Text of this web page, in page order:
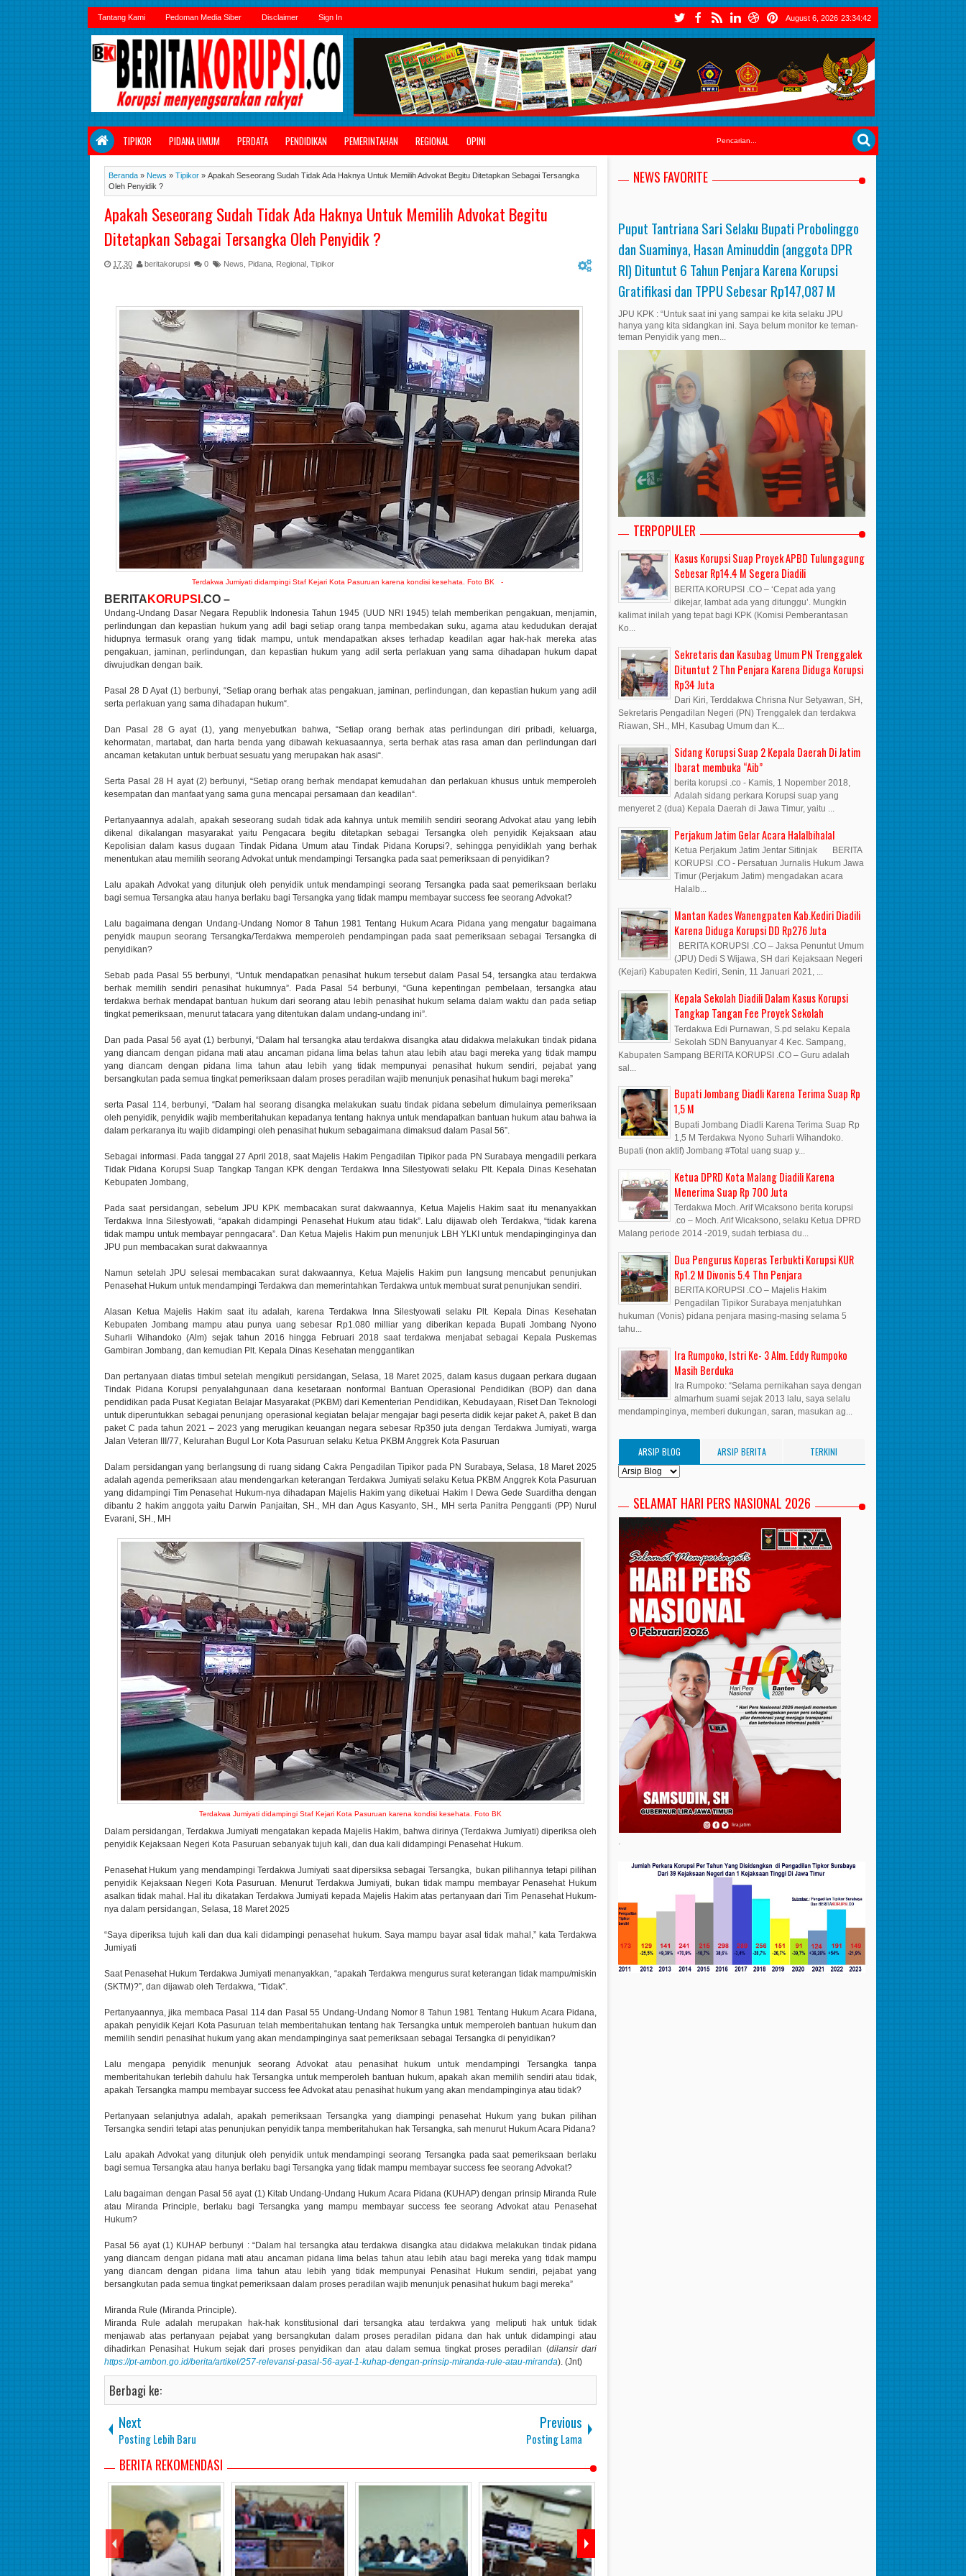
Tantang Kami Pedoman Media Siber Disclaimer Sign In August 6, 2026 23:34:43
TIPIKOR PIDANA UMUM PERDATA PENDIDIKAN PEMERINTAHAN REGIONAL OPINI
Beranda » News » Tipikor » Apakah Seseorang Sudah Tidak Ada Haknya Untuk Memilih Advokat Begitu Ditetapkan Sebagai Tersangka
Oleh Penyidik ?
Apakah Seseorang Sudah Tidak Ada Haknya Untuk Memilih Advokat Begitu
Ditetapkan Sebagai Tersangka Oleh Penyidik ?
17.30 beritakorupsi 0 News Pidana Regional Tipikor
Terdakwa Jumiyati didampingi Staf Kejari Kota Pasuruan karena kondisi kesehata. Foto BK -
BERITA KORUPSI .CO –
Undang-Undang Dasar Negara Republik Indonesia Tahun 1945 (UUD NRI 1945) telah memberikan pengakuan, menjamin,
perlindungan dan kepastian hukum yang adil bagi setiap orang tanpa membedakan suku, agama atau kedudukan derajat
hidupnya termasuk orang yang tidak mampu, untuk mendapatkan akses terhadap keadilan agar hak-hak mereka atas
pengakuan, jaminan, perlindungan, dan kepastian hukum yang adil serta perlakuan yang sama dihadapan hukum dapat
diwujudkan dengan baik.
Pasal 28 D Ayat (1) berbunyi, “Setiap orang berhak atas pengakuan, jaminan, perlindungan, dan kepastian hukum yang adil
serta perlakuan yang sama dihadapan hukum“.
Dan Pasal 28 G ayat (1), yang menyebutkan bahwa, “Setiap orang berhak atas perlindungan diri pribadi, keluarga,
kehormatan, martabat, dan harta benda yang dibawah kekuasaannya, serta berhak atas rasa aman dan perlindungan dari
ancaman ketakutan untuk berbuat sesuatu yang merupakan hak asasi“.
Serta Pasal 28 H ayat (2) berbunyi, “Setiap orang berhak mendapat kemudahan dan perlakuan khusus untuk memperoleh
kesempatan dan manfaat yang sama guna mencapai persamaan dan keadilan“.
Pertanyaannya adalah, apakah seseorang sudah tidak ada kahnya untuk memilih sendiri seorang Advokat atau yang lebih
dikenal dikalangan masyarakat yaitu Pengacara begitu ditetapkan sebagai Tersangka oleh penyidik Kejaksaan atau
Kepolisian dalam kasus dugaan Tindak Pidana Umum atau Tindak Pidana Korupsi?, sehingga penyidiklah yang berhak
menentukan atau memilih seorang Advokat untuk mendampingi Tersangka pada saat pemeriksaan di penyidikan?
Lalu apakah Advokat yang ditunjuk oleh penyidik untuk mendampingi seorang Tersangka pada saat pemeriksaan berlaku
bagi semua Tersangka atau hanya berlaku bagi Tersangka yang tidak mampu membayar success fee seorang Advokat?
Lalu bagaimana dengan Undang-Undang Nomor 8 Tahun 1981 Tentang Hukum Acara Pidana yang mengatur bagaimana
penyidk maupun seorang Tersangka/Terdakwa memperoleh pendampingan pada saat pemeriksaan sebagai Tersangka di
penyidikan?
Sebab pada Pasal 55 berbunyi, “Untuk mendapatkan penasihat hukum tersebut dalam Pasal 54, tersangka atau terdakwa
berhak memilih sendiri penasihat hukumnya”. Pada Pasal 54 berbunyi, “Guna kepentingan pembelaan, tersangka atau
terdakwa berhak mendapat bantuan hukum dari seorang atau lebih penasihat hukum selama dalam waktu dan pada setiap
tingkat pemeriksaan, menurut tatacara yang ditentukan dalam undang-undang ini”.
Dan pada Pasal 56 ayat (1) berbunyi, “Dalam hal tersangka atau terdakwa disangka atau didakwa melakukan tindak pidana
yang diancam dengan pidana mati atau ancaman pidana lima belas tahun atau lebih atau bagi mereka yang tidak mampu
yang diancam dengan pidana lima tahun atau lebih yang tidak mempunyai penasihat hukum sendiri, pejabat yang
bersangkutan pada semua tingkat pemeriksaan dalam proses peradilan wajib menunjuk penasihat hukum bagi mereka”
serta Pasal 114, berbunyi, “Dalam hal seorang disangka melakukan suatu tindak pidana sebelum dimulainya pemeriksaan
oleh penyidik, penyidik wajib memberitahukan kepadanya tentang haknya untuk mendapatkan bantuan hukum atau bahwa ia
dalam perkaranya itu wajib didampingi oleh penasihat hukum sebagaimana dimaksud dalam Pasal 56”.
Sebagai informasi. Pada tanggal 27 April 2018, saat Majelis Hakim Pengadilan Tipikor pada PN Surabaya mengadili perkara
Tidak Pidana Korupsi Suap Tangkap Tangan KPK dengan Terdakwa Inna Silestyowati selaku Plt. Kepala Dinas Kesehatan
Kebupaten Jombang,
Pada saat persidangan, sebelum JPU KPK membacakan surat dakwaannya, Ketua Majelis Hakim saat itu menanyakkan
Terdakwa Inna Silestyowati, “apakah didampingi Penasehat Hukum atau tidak”. Lalu dijawab oleh Terdakwa, “tidak karena
tidak mampu untuk membayar penngacara”. Dan Ketua Majelis Hakim pun menunjuk LBH YLKI untuk mendapinginginya dan
JPU pun membacakan surat dakwaannya
Namun setelah JPU selesai membacakan surat dakwaannya, Ketua Majelis Hakim pun langsung mencabut penunjukan
Penasehat Hukum untuk mendampingi Terdakwa dan memerintahkan Terdakwa untuk membuat surat penunjukan sendiri.
Alasan Ketua Majelis Hakim saat itu adalah, karena Terdakwa Inna Silestyowati selaku Plt. Kepala Dinas Kesehatan
Kebupaten Jombang mampu atau punya uang sebesar Rp1.080 milliar yang diberikan kepada Bupati Jombang Nyono
Suharli Wihandoko (Alm) sejak tahun 2016 hingga Februari 2018 saat terdakwa menjabat sebagai Kepala Puskemas
Gambiran Jombang, dan kemudian Plt. Kepala Dinas Kesehatan menggantikan
Dan pertanyaan diatas timbul setelah mengikuti persidangan, Selasa, 18 Maret 2025, dalam kasus dugaan perkara dugaan
Tindak Pidana Korupsi penyalahgunaan dana kesetaraan nonformal Bantuan Operasional Pendidikan (BOP) dan dana
pendidikan pada Pusat Kegiatan Belajar Masyarakat (PKBM) dari Kementerian Pendidikan, Kebudayaan, Riset Dan Teknologi
untuk diperuntukkan sebagai penunjang operasional kegiatan belajar mengajar bagi peserta didik kejar paket A, paket B dan
paket C pada tahun 2021 – 2023 yang merugikan keuangan negara sebesar Rp350 juta dengan Terdakwa Jumiyati, warga
Jalan Veteran III/77, Kelurahan Bugul Lor Kota Pasuruan selaku Ketua PKBM Anggrek Kota Pasuruan
Dalam persidangan yang berlangsung di ruang sidang Cakra Pengadilan Tipikor pada PN Surabaya, Selasa, 18 Maret 2025
adalah agenda pemeriksaan atau mendengarkan keterangan Terdakwa Jumiyati selaku Ketua PKBM Anggrek Kota Pasuruan
yang didampingi Tim Penasehat Hukum-nya dihadapan Majelis Hakim yang diketuai Hakim I Dewa Gede Suarditha dengan
dibantu 2 hakim anggota yaitu Darwin Panjaitan, SH., MH dan Agus Kasyanto, SH., MH serta Panitra Pengganti (PP) Nurul
Evarani, SH., MH
Terdakwa Jumiyati didampingi Staf Kejari Kota Pasuruan karena kondisi kesehata. Foto BK
Dalam persidangan, Terdakwa Jumiyati mengatakan kepada Majelis Hakim, bahwa dirinya (Terdakwa Jumiyati) diperiksa oleh
penyidik Kejaksaan Negeri Kota Pasuruan sebanyak tujuh kali, dan dua kali didampingi Penasehat Hukum.
Penasehat Hukum yang mendampingi Terdakwa Jumiyati saat dipersiksa sebagai Tersangka, bukan pilihannya tetapi pilihan
penyidik Kejaksaan Negeri Kota Pasuruan. Menurut Terdakwa Jumiyati, bukan tidak mampu membayar Penasehat Hukum
asalkan tidak mahal. Hal itu dikatakan Terdakwa Jumiyati kepada Majelis Hakim atas pertanyaan dari Tim Penasehat Hukum-
nya dalam persidangan, Selasa, 18 Maret 2025
“Saya diperiksa tujuh kali dan dua kali didampingi penasehat hukum. Saya mampu bayar asal tidak mahal,” kata Terdakwa
Jumiyati
Saat Penasehat Hukum Terdakwa Jumiyati menanyakkan, “apakah Terdakwa mengurus surat keterangan tidak mampu/miskin
(SKTM)?”, dan dijawab oleh Terdakwa, “Tidak”.
Pertanyaannya, jika membaca Pasal 114 dan Pasal 55 Undang-Undang Nomor 8 Tahun 1981 Tentang Hukum Acara Pidana,
apakah penyidik Kejari Kota Pasuruan telah memberitahukan tentang hak Tersangka untuk memperoleh bantuan hukum dan
memilih sendiri penasihat hukum yang akan mendampinginya saat pemeriksaan sebagai Tersangka di penyidikan?
Lalu mengapa penyidik menunjuk seorang Advokat atau penasihat hukum untuk mendampingi Tersangka tanpa
memberitahukan terlebih dahulu hak Tersangka untuk memperoleh bantuan hukum, apakah akan memilih sendiri atau tidak,
apakah Tersangka mampu membayar success fee Advokat atau penasihat hukum yang akan mendampinginya atau tidak?
Pertanyaan selanjutnya adalah, apakah pemeriksaan Tersangka yang diampingi penasehat Hukum yang bukan pilihan
Tersangka sendiri tetapi atas penunjukan penyidik tanpa memberitahukan hak Tersangka, sah menurut Hukum Acara Pidana?
Lalu apakah Advokat yang ditunjuk oleh penyidik untuk mendampingi seorang Tersangka pada saat pemeriksaan berlaku
bagi semua Tersangka atau hanya berlaku bagi Tersangka yang tidak mampu membayar success fee seorang Advokat?
Lalu bagaiman dengan Pasal 56 ayat (1) Kitab Undang-Undang Hukum Acara Pidana (KUHAP) dengan prinsip Miranda Rule
atau Miranda Principle, berlaku bagi Tersangka yang mampu membayar success fee seorang Advokat atau Penasehat
Hukum?
Pasal 56 ayat (1) KUHAP berbunyi : “Dalam hal tersangka atau terdakwa disangka atau didakwa melakukan tindak pidana
yang diancam dengan pidana mati atau ancaman pidana lima belas tahun atau lebih atau bagi mereka yang tidak mampu
yang diancam dengan pidana lima tahun atau lebih yang tidak mempunyai Penasihat Hukum sendiri, pejabat yang
bersangkutan pada semua tingkat pemeriksaan dalam proses peradilan wajib menunjuk penasihat hukum bagi mereka”
Miranda Rule (Miranda Principle).
Miranda Rule adalah merupakan hak-hak konstitusional dari tersangka atau terdakwa yang meliputi hak untuk tidak
menjawab atas pertanyaan pejabat yang bersangkutan dalam proses peradilan pidana dan hak untuk didampingi atau
dihadirkan Penasihat Hukum sejak dari proses penyidikan dan atau dalam semua tingkat proses peradilan (dilansir dari
https://pt-ambon.go.id/berita/artikel/257-relevansi-pasal-56-ayat-1-kuhap-dengan-prinsip-miranda-rule-atau-miranda). (Jnt)
Berbagi ke:
Next
Posting Lebih Baru
Previous
Posting Lama
BERITA REKOMENDASI
NEWS FAVORITE
Puput Tantriana Sari Selaku Bupati Probolinggo
dan Suaminya, Hasan Aminuddin (anggota DPR
RI) Dituntut 6 Tahun Penjara Karena Korupsi
Gratifikasi dan TPPU Sebesar Rp147,087 M
JPU KPK : “Untuk saat ini yang sampai ke kita selaku JPU
hanya yang kita sidangkan ini. Saya belum monitor ke teman-
teman Penyidik yang men...
TERPOPULER
Kasus Korupsi Suap Proyek APBD Tulungagung
Sebesar Rp14.4 M Segera Diadili
BERITA KORUPSI .CO – ‘Cepat ada yang
dikejar, lambat ada yang ditunggu’. Mungkin
kalimat inilah yang tepat bagi KPK (Komisi Pemberantasan
Ko...
Sekretaris dan Kasubag Umum PN Trenggalek
Dituntut 2 Thn Penjara Karena Diduga Korupsi
Rp34 Juta
Dari Kiri, Terddakwa Chrisna Nur Setyawan, SH,
Sekretaris Pengadilan Negeri (PN) Trenggalek dan terdakwa
Riawan, SH., MH, Kasubag Umum dan K...
Sidang Korupsi Suap 2 Kepala Daerah Di Jatim
Ibarat membuka “Aib”
berita korupsi .co - Kamis, 1 Nopember 2018,
Adalah sidang perkara Korupsi suap yang
menyeret 2 (dua) Kepala Daerah di Jawa Timur, yaitu ...
Perjakum Jatim Gelar Acara Halalbihalal
Ketua Perjakum Jatim Jentar Sitinjak BERITA
KORUPSI .CO - Persatuan Jurnalis Hukum Jawa
Timur (Perjakum Jatim) mengadakan acara
Halalb...
Mantan Kades Wanengpaten Kab.Kediri Diadili
Karena Diduga Korupsi DD Rp276 Juta
BERITA KORUPSI .CO – Jaksa Penuntut Umum
(JPU) Dedi S Wijawa, SH dari Kejaksaan Negeri
(Kejari) Kabupaten Kediri, Senin, 11 Januari 2021, ...
Kepala Sekolah Diadili Dalam Kasus Korupsi
Tangkap Tangan Fee Proyek Sekolah
Terdakwa Edi Purnawan, S.pd selaku Kepala
Sekolah SDN Banyuanyar 4 Kec. Sampang,
Kabupaten Sampang BERITA KORUPSI .CO – Guru adalah
sal...
Bupati Jombang Diadli Karena Terima Suap Rp
1,5 M
Bupati Jombang Diadli Karena Terima Suap Rp
1,5 M Terdakwa Nyono Suharli Wihandoko.
Bupati (non aktif) Jombang #Total uang suap y...
Ketua DPRD Kota Malang Diadili Karena
Menerima Suap Rp 700 Juta
Terdakwa Moch. Arif Wicaksono berita korupsi
.co – Moch. Arif Wicaksono, selaku Ketua DPRD
Malang periode 2014 -2019, sudah terbiasa du...
Dua Pengurus Koperas Terbukti Korupsi KUR
Rp1.2 M Divonis 5.4 Thn Penjara
BERITA KORUPSI .CO – Majelis Hakim
Pengadilan Tipikor Surabaya menjatuhkan
hukuman (Vonis) pidana penjara masing-masing selama 5
tahu...
Ira Rumpoko, Istri Ke- 3 Alm. Eddy Rumpoko
Masih Berduka
Ira Rumpoko: “Selama pernikahan saya dengan
almarhum suami sejak 2013 lalu, saya selalu
mendampinginya, memberi dukungan, saran, masukan ag...
ARSIP BLOG ARSIP BERITA TERKINI
SELAMAT HARI PERS NASIONAL 2026